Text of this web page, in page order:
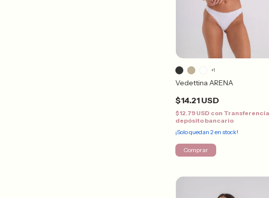
Vedettina ARENA
$14.21 USD
$12.79 USD con
depósito bancario
¡Solo quedan2 en stock!
+1
Comprar